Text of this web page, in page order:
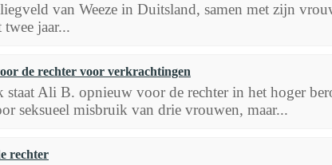
van Weeze in Duitsland, samen met zijn
jaar...
de rechter voor verkrachtingen
staat Ali B. opnieuw voor de rechter in het hoger
seksueel misbruik van drie vrouwen, maar...
rechter